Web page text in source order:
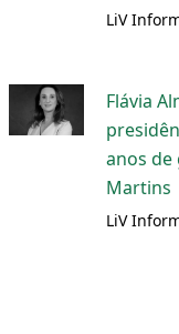
LiV
Flávia
anos de
Martins
LiV